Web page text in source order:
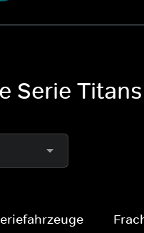
Serie